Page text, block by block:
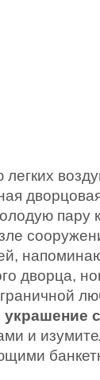
пару
дворца,
украшение
и